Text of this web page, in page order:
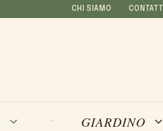
CHI SIAMO CONTATTI
GIARDINO